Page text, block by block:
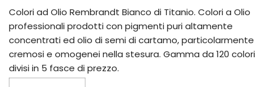
Colori ad Olio Rembrandt Bianco di Titanio. Colori a Olio
professionali prodotti con pigmenti puri altamente
concentrati ed olio di semi di cartamo, particolarmente
cremosi e omogenei nella stesura. Gamma da 120 colori
divisi in 5 fasce di prezzo.